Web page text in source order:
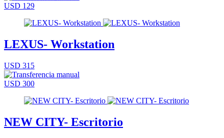
USD 129
LEXUS- Workstation
USD 315
USD 300
NEW CITY- Escritorio